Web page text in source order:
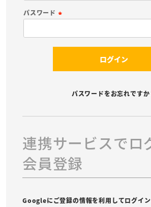
須
パスワード
ログイン
パスワードをお忘れですか
連携サービスでロ
会員登録
Googleにご登録の情報を利用してログイ